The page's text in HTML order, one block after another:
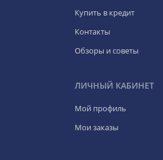
Купить в кредит
Контакты
Обзоры и советы
ЛИЧНЫЙ КАБИНЕТ
Мой профиль
Мои заказы